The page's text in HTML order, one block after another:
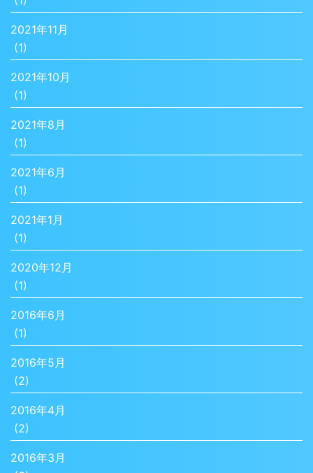
2021年11月
(1)
2021年10月
(1)
2021年8月
(1)
2021年6月
(1)
2021年1月
(1)
2020年12月
(1)
2016年6月
(1)
2016年5月
(2)
2016年4月
(2)
2016年3月